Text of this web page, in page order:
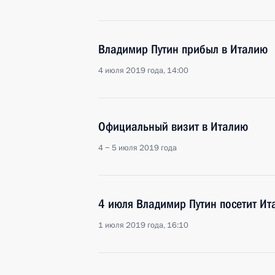
Владимир Путин прибыл в Италию
4 июля 2019 года, 14:00
Официальный визит в Италию
4 − 5 июля 2019 года
4 июля Владимир Путин посетит
1 июля 2019 года, 16:10